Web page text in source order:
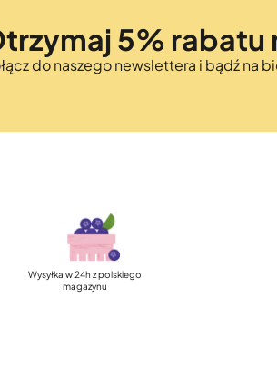
5% rabatu
do naszego newslettera i bądź na
Szybka, darmowa dostawa